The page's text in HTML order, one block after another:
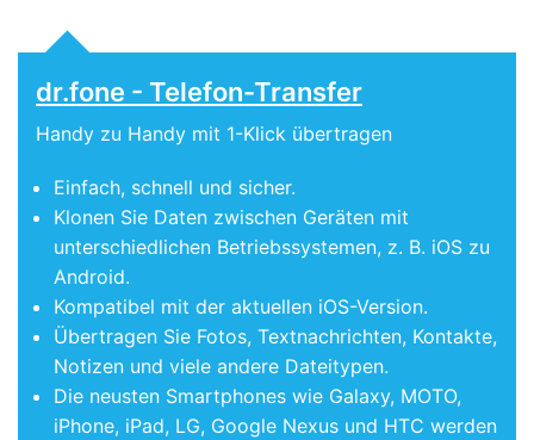
dr.fone - Telefon-Transfer
Handy zu Handy mit 1-Klick übertragen
Einfach, schnell und sicher.
Klonen Sie Daten zwischen Geräten mit
unterschiedlichen Betriebssystemen, z. B. iOS zu
Android.
Kompatibel mit der aktuellen iOS-Version.
Übertragen Sie Fotos, Textnachrichten, Kontakte,
Notizen und viele andere Dateitypen.
Die neusten Smartphones wie Galaxy, MOTO,
iPhone, iPad, LG, Google Nexus und HTC werden